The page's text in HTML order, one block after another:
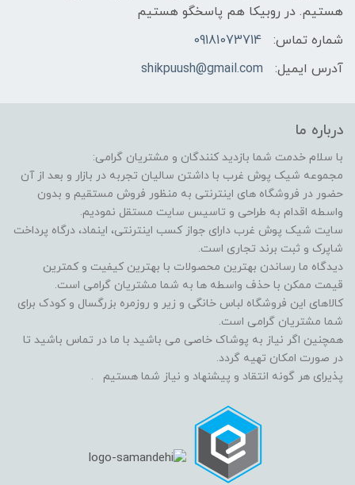
هستیم. در روبیکا هم پاسخگو هستیم
شماره تماس:
09181073714
آدرس ایمیل:
shikpuush@gmail.com
درباره ما
با سلام خدمت شما بازدید کنندگان و مشتریان گرامی:
مجموعه شیک پوش غرب با داشتن سالیان تجربه در بازار و بعد از آن
حضور در فروشگاه های اینترنتی به منظور فروش مستقیم و بدون
واسطه اقدام به طراحی و تاسیس سایت مستقل نمودیم.
سایت شیک پوش غرب دارای جواز کسب اینترنتی، اینماد، درگاه پرداخت
شاپرک و ثبت برند تجاری است.
دیدگاه ما رساندن بهترین محصولات با بهترین کیفیت و کمترین
قیمت ممکن با حذف واسطه ها به شما مشتریان گرامی است.
کالاهای این فروشگاه لباس خانگی و زیر و روزمره بزرگسال و کودک برای
شما مشتریان گرامی است.
همچنین اگر نیاز به پوشاک خاصی می باشید با ما در تماس باشید تا
در صورت امکان تهیه گردد.
پذیرای هر گونه انتقاد و پیشنهاد و نیاز شما هستیم .